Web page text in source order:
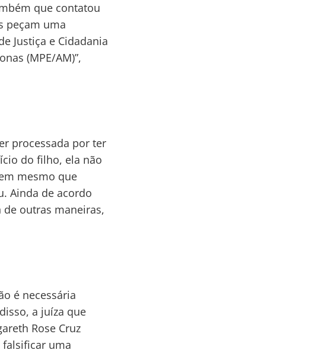
que contatou
peçam uma
Justiça e Cidadania
(MPE/AM)”,
processada por ter
do filho, ela não
mesmo que
Ainda de acordo
outras maneiras,
é necessária
a juíza que
Rose Cruz
falsificar uma